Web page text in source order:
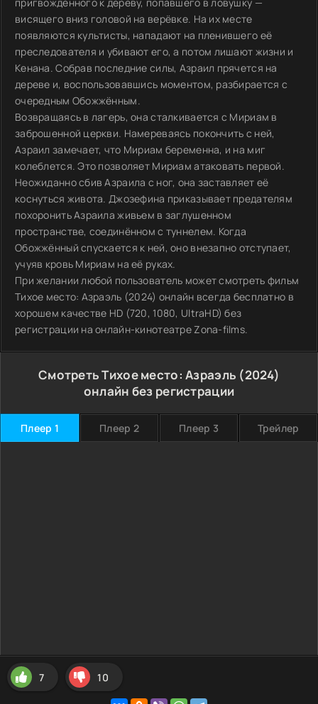
висящего вниз головой на верёвке. На их месте
появляются культисты, нападают на пленившего её
преследователя и убивают его, а потом лишают жизни и
Кенана. Собрав последние силы, Азраил прячется на
дереве и, воспользовавшись моментом, разбирается с
очередным Обожжённым.
Возвращаясь в лагерь, она сталкивается с Мириам в
заброшенной церкви. Намереваясь покончить с ней,
Азраил замечает, что Мириам беременна, и на миг
колеблется. Это позволяет Мириам атаковать первой.
Неожиданно сбив Азраила с ног, она заставляет её
коснуться живота. Джозефина приказывает предателям
похоронить Азраила живьем в заглушенном
пространстве, соединённом с туннелем. Когда
Обожжённый спускается к ней, оно внезапно отступает,
учуяв кровь Мириам на её руках.
При желании любой пользователь может смотреть фильм
Тихое место: Азраэль (2024) онлайн всегда бесплатно в
хорошем качестве HD (720, 1080, UltraHD) без
регистрации на онлайн-кинотеатре Zona-films.
Смотреть Тихое место: Азраэль (2024)
онлайн без регистрации
Плеер 1 Плеер 2 Плеер 3 Трейлер
7 10